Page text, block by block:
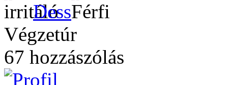
Dess
Végzetúr
67 hozzászólás